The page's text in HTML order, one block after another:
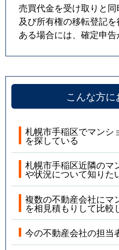
売買代金を受け取りと
及び所有権の移転登記
ある場合には、確定申告
こんな方
札幌市手稲区でマンシ
を探している
札幌市手稲区近隣のマ
や状況について知りた
複数の不動産会社にマ
を相見積もりして比較
今の不動産会社の担当